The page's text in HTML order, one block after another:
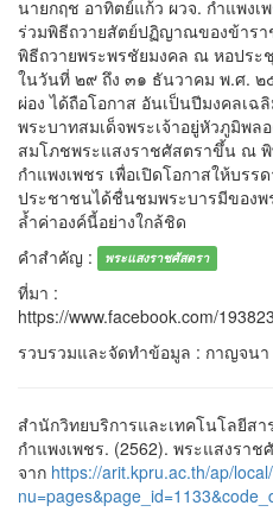
นายกฤช อาทิตย์แก้ว ผวจ. กำแพง
ร่วมพิธีถวายสัตย์ปฏิญาณของข้าร
พิธีถวายพระพรชัยมงคล ณ หอประ
ในวันที่ ๒๙ ถึง ๓๑ ธันวาคม พ.ศ. ๒
ผ่อง ได้ถือโอกาส อันเป็นปีมงคลเ
พระบาทสมเด็จพระเจ้าอยู่หัวภูมิพล
สมโภชพระแสงราชศัสตราขึ้น ณ
กำแพงเพชร เพื่อเปิดโอกาสให้บร
ประชาชนได้ชื่นชมพระบารมีของพ
ล้ำค่าองค์นี้อย่างใกล้ชิด
คำสำคัญ :
พระแสงราชศัสตรา
ที่มา :
https://www.facebook.com/
รวบรวมและจัดทำข้อมูล : กาญจน
สำนักวิทยบริการและเทคโนโลยีส
กำแพงเพชร. (2562). พระแสงรา
จาก https://arit.kpru.ac.th/ap/